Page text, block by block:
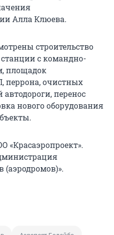
Алла Клюева.
строительство
с командно-
площадок
перрона, очистных
перенос
нового оборудования
«Красаэропроект».
(аэродромов)».